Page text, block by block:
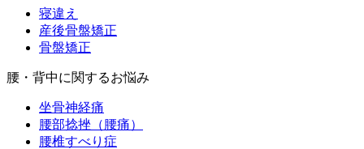
寝違え
産後骨盤矯正
骨盤矯正
腰・背中に関するお悩み
坐骨神経痛
腰部捻挫（腰痛）
腰椎すべり症